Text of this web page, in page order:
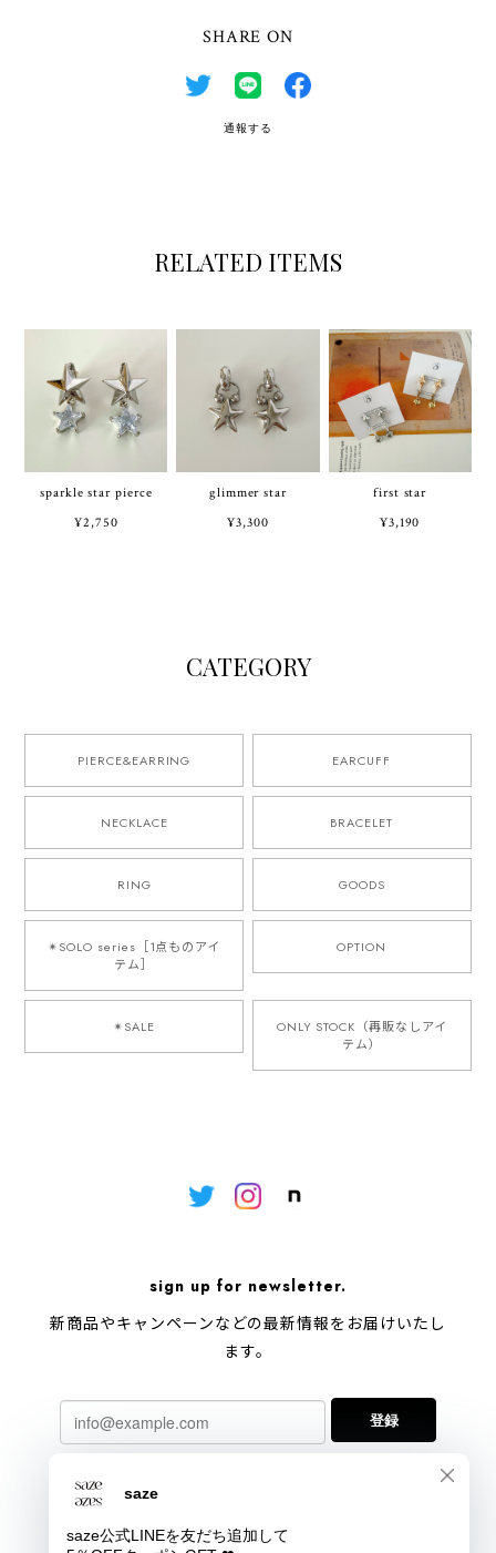
SHARE ON
通報する
RELATED ITEMS
sparkle star pierce
¥2,750
glimmer star
¥3,300
first star
¥3,190
CATEGORY
PIERCE&EARRING EARCUFF
NECKLACE BRACELET
RING GOODS
✴︎SOLO series［1点ものアイ
テム］
OPTION
✴︎SALE
ONLY STOCK（再販なしアイ
テム）
sign up for newsletter.
新商品やキャンペーンなどの最新情報をお届けいたし
ます。
登録
特定商取引法に基づく表記